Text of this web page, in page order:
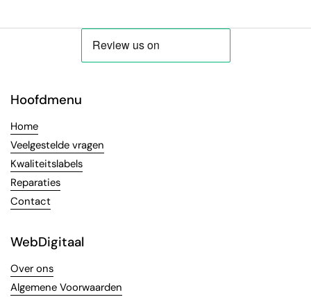
Hoofdmenu
Home
Veelgestelde vragen
Kwaliteitslabels
Reparaties
Contact
WebDigitaal
Over ons
Algemene Voorwaarden